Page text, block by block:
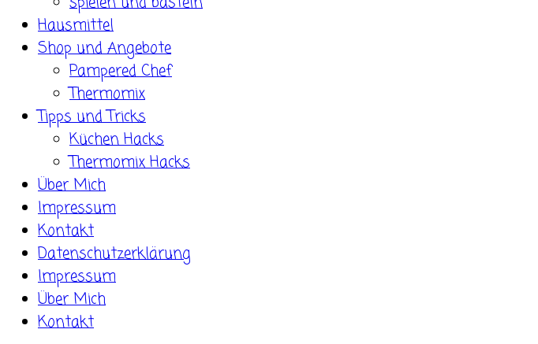
Hausmittel
Shop und Angebote
Pampered Chef
Thermomix
Tipps und Tricks
Küchen Hacks
Thermomix Hacks
Über Mich
Impressum
Kontakt
Datenschutzerklärung
Impressum
Über Mich
Kontakt